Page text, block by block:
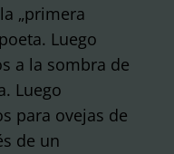
„primera
Luego
a la sombra de
Luego
para ovejas de
de un